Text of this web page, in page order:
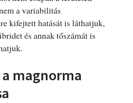
a variabilitás
kifejtett hatását is láthatjuk,
és annak tőszámát is
magnorma